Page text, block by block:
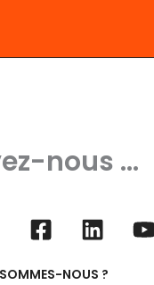
nous ...
NOUS ?